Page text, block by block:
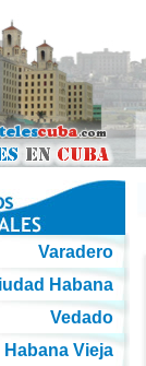
Varadero
Habana
Vedado
Habana Vieja